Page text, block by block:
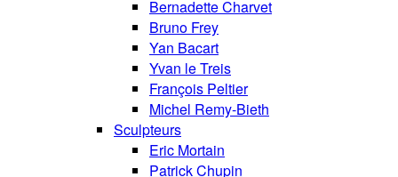
Bernadette Charvet
Bruno Frey
Yan Bacart
Yvan le Treis
François Peltier
Michel Remy-Bieth
Sculpteurs
Eric Mortain
Patrick Chupin